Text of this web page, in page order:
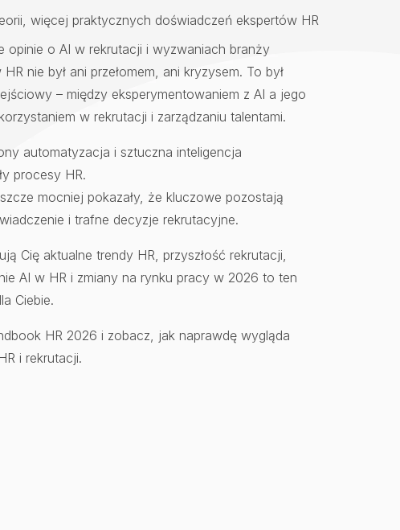
więcej praktycznych doświadczeń ekspertów HR
opinie o AI w rekrutacji i wyzwaniach branży
nie był ani przełomem, ani kryzysem. To był
– między eksperymentowaniem z AI a jego
w rekrutacji i zarządzaniu talentami.
automatyzacja i sztuczna inteligencja
procesy HR.
mocniej pokazały, że kluczowe pozostają
i trafne decyzje rekrutacyjne.
Cię aktualne trendy HR, przyszłość rekrutacji,
AI w HR i zmiany na rynku pracy w 2026 to ten
Ciebie.
HR 2026 i zobacz, jak naprawdę wygląda
i rekrutacji.